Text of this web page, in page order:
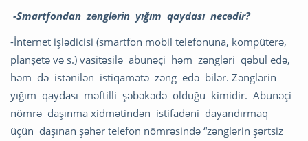
-Smartfondan zənglərin yığım qaydası necədir?
-İnternet işlədicisi (smartfon mobil telefonuna, kompüterə,
planşetə və s.) vasitəsilə abunəçi həm zəngləri qəbul edə,
həm də istənilən istiqamətə zəng edə bilər. Zənglərin
yığım qaydası məftilli şəbəkədə olduğu kimidir. Abunəçi
nömrə daşınma xidmətindən istifadəni dayandırmaq
üçün daşınan şəhər telefon nömrəsində “zənglərin şərtsiz